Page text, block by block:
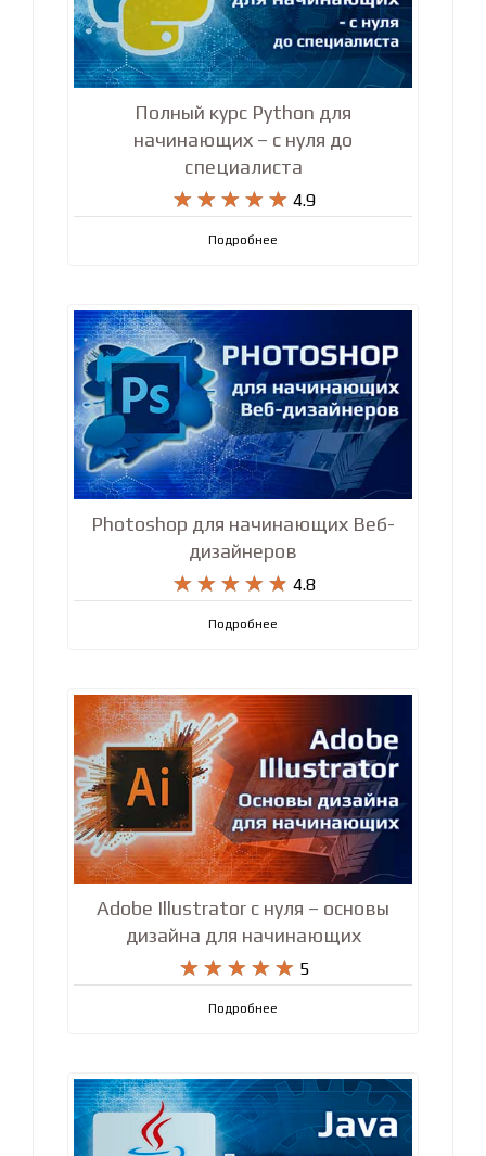
Полный курс Python для
начинающих – с нуля до
специалиста
    
     4.9
Подробнее
Photoshop для начинающих Веб-
дизайнеров
    
     4.8
Подробнее
Adobe Illustrator с нуля – основы
дизайна для начинающих
    
     5
Подробнее